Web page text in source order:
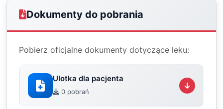
Dokumenty do pobrania
Pobierz oficjalne dokumenty dotyczące leku:
Ulotka dla pacjenta
0 pobrań